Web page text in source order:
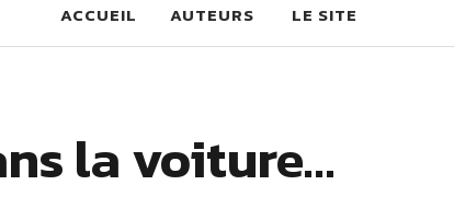
ACCUEIL AUTEURS LE SITE
la voiture…